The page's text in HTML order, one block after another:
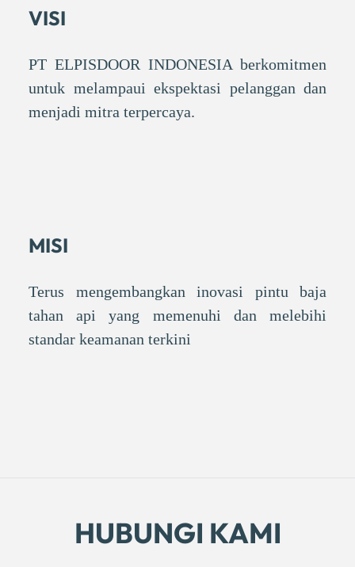
VISI
PT ELPISDOOR INDONESIA berkomitmen
untuk melampaui ekspektasi pelanggan dan
menjadi mitra terpercaya.
MISI
Terus mengembangkan inovasi pintu baja
tahan api yang memenuhi dan melebihi
standar keamanan terkini
HUBUNGI KAMI